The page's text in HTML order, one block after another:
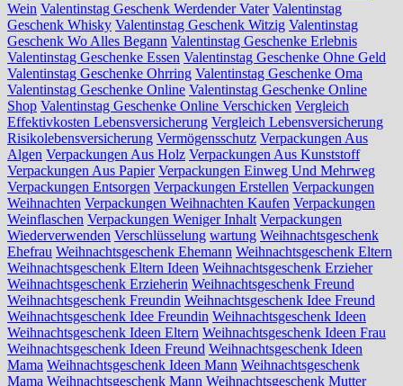
Wein Valentinstag Geschenk Werdender Vater Valentinstag
Geschenk Whisky Valentinstag Geschenk Witzig Valentinstag
Geschenk Wo Alles Begann Valentinstag Geschenke Erlebnis
Valentinstag Geschenke Essen Valentinstag Geschenke Ohne Geld
Valentinstag Geschenke Ohrring Valentinstag Geschenke Oma
Valentinstag Geschenke Online Valentinstag Geschenke Online
Shop Valentinstag Geschenke Online Verschicken Vergleich
Effektivkosten Lebensversicherung Vergleich Lebensversicherung
Risikolebensversicherung Vermögensschutz Verpackungen Aus
Algen Verpackungen Aus Holz Verpackungen Aus Kunststoff
Verpackungen Aus Papier Verpackungen Einweg Und Mehrweg
Verpackungen Entsorgen Verpackungen Erstellen Verpackungen
Weihnachten Verpackungen Weihnachten Kaufen Verpackungen
Weinflaschen Verpackungen Weniger Inhalt Verpackungen
Wiederverwenden Verschlüsselung wartung Weihnachtsgeschenk
Ehefrau Weihnachtsgeschenk Ehemann Weihnachtsgeschenk Eltern
Weihnachtsgeschenk Eltern Ideen Weihnachtsgeschenk Erzieher
Weihnachtsgeschenk Erzieherin Weihnachtsgeschenk Freund
Weihnachtsgeschenk Freundin Weihnachtsgeschenk Idee Freund
Weihnachtsgeschenk Idee Freundin Weihnachtsgeschenk Ideen
Weihnachtsgeschenk Ideen Eltern Weihnachtsgeschenk Ideen Frau
Weihnachtsgeschenk Ideen Freund Weihnachtsgeschenk Ideen
Mama Weihnachtsgeschenk Ideen Mann Weihnachtsgeschenk
Mama Weihnachtsgeschenk Mann Weihnachtsgeschenk Mutter